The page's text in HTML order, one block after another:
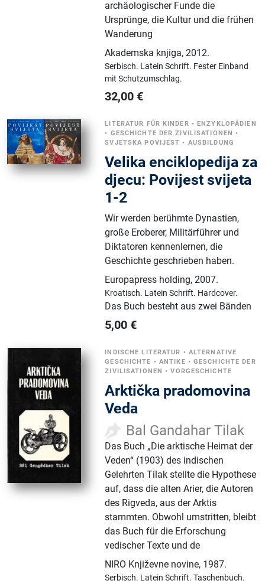
archäologischer Funde die
Ursprünge, die Kultur und die frühen
Wanderung
Akademska knjiga,2012.
Serbisch. Latein Schrift. Fester Einband
mit Schutzumschlag.
32,00 €
LITERATUR FÜR KINDER •ENZYKLOPÄDIEN
• GESCHICHTE DER ZIVILISATIONEN •
SVJETSKA POVIJEST • AUSBILDUNG
Velika enciklopedija za
djecu: Povijest svijeta
1-2
Wir werden berühmte Dynastien,
große Eroberer, Militärführer und
Diktatoren kennenlernen, die
Geschichte geschrieben haben.
Europapress holding,2007.
Kroatisch. Latein Schrift. Hardcover.
Das Buch besteht aus zwei Bänden
5,00 €
INDISCHE LITERATUR • ALTERNATIVE
GESCHICHTE • ANTIKE •GESCHICHTE DER
ZIVILISATIONEN •VORGESCHICHTE
Arktička pradomovina
Veda
Bal Gandahar Tilak
Das Buch „Die arktische Heimat der
Veden“ (1903) des indischen
Gelehrten Tilak stellte die Hypothese
auf, dass die alten Arier, die Autoren
des Rigveda, aus der Arktis
stammten. Obwohl umstritten, bleibt
das Buch für die Erforschung
vedischer Texte und de
NIRO Književne novine, 1987.
Serbisch. Latein Schrift.Taschenbuch.